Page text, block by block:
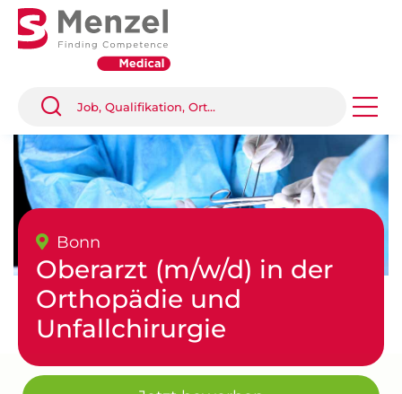
Bonn
Oberarzt (m/w/d) in der
Orthopädie und
Unfallchirurgie